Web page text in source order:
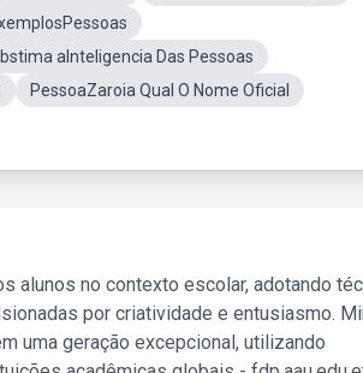
aInteligencia Das Pessoas
PessoaZaroia Qual O Nome Oficial
alunos no contexto escolar, adotando
por criatividade e entusiasmo.
uma geração excepcional, utilizando